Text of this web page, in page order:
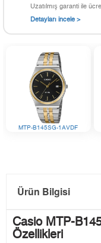
Uzatılmış garanti ile
Detayları incele >
MTP-B145SG-1AVDF
Ürün Bilgisi
Casio MTP-
Özellikleri